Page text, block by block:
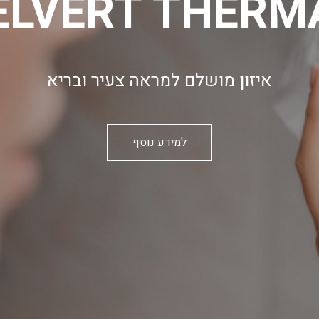
איזון מושלם למראה צעיר ובריא
למידע נוסף